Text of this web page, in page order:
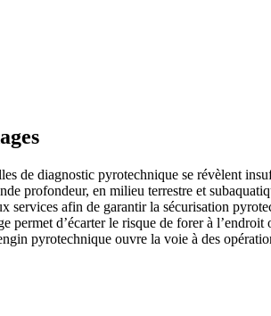
de diagnostic pyrotechnique se révèlent
profondeur, en milieu terrestre et
services afin de garantir la sécurisation
permet d’écarter le risque de forer à
pyrotechnique ouvre la voie à des